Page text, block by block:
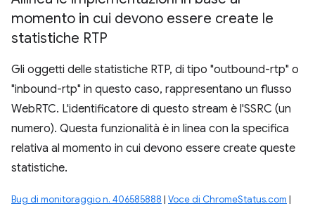
momento in cui devono essere create le
statistiche RTP
Gli oggetti delle statistiche RTP, di tipo "outbound-rtp" o
"inbound-rtp" in questo caso, rappresentano un flusso
WebRTC. L'identificatore di questo stream è l'SSRC (un
numero). Questa funzionalità è in linea con la specifica
relativa al momento in cui devono essere create queste
statistiche.
Bug di monitoraggio n. 406585888 | Voce di ChromeStatus.com |